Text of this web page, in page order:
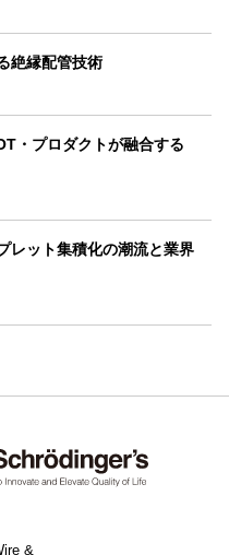
絶縁配管技術
・プロダクトが融合する
レット集積化の潮流と業界
&